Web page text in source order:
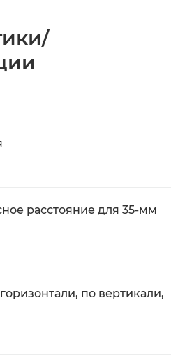
расстояние для 35-мм
по вертикали,